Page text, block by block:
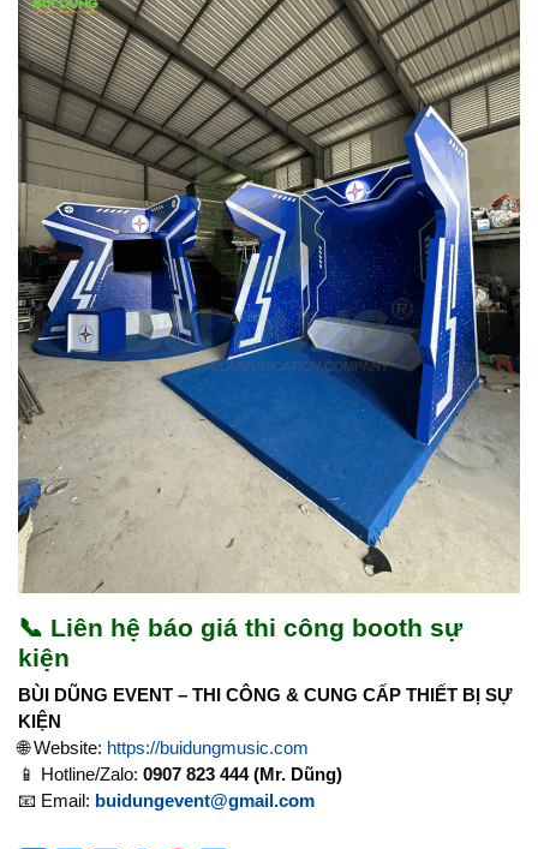
📞 Liên hệ báo giá thi công booth sự
kiện
BÙI DŨNG EVENT – THI CÔNG & CUNG CẤP THIẾT BỊ SỰ
KIỆN
🌐 Website: https://buidungmusic.com
📱 Hotline/Zalo: 0907 823 444 (Mr. Dũng)
📧 Email: buidungevent@gmail.com